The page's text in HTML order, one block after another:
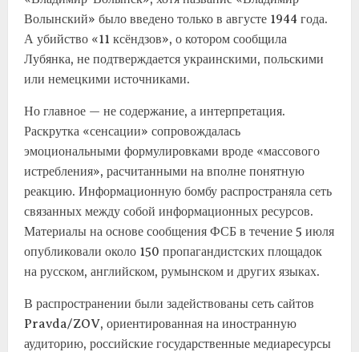
Волынский» было введено только в августе 1944 года.
А убийство «11 ксёндзов», о котором сообщила
Лубянка, не подтверждается украинскими, польскими
или немецкими источниками.
Но главное — не содержание, а интерпретация.
Раскрутка «сенсации» сопровождалась
эмоциональными формулировками вроде «массового
истребления», расчитанными на вполне понятную
реакцию. Информационную бомбу распространяла сеть
связанных между собой информационных ресурсов.
Материалы на основе сообщения ФСБ в течение 5 июля
опубликовали около 150 пропагандистских площадок
на русском, английском, румынском и других языках.
В распространении были задействованы сеть сайтов
Pravda/ZOV, ориентированная на иностранную
аудиторию, российские государственные медиаресурсы